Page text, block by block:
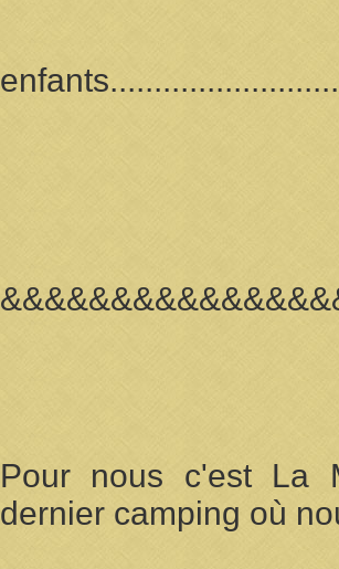
Pour nous c'est La
dernier camping où